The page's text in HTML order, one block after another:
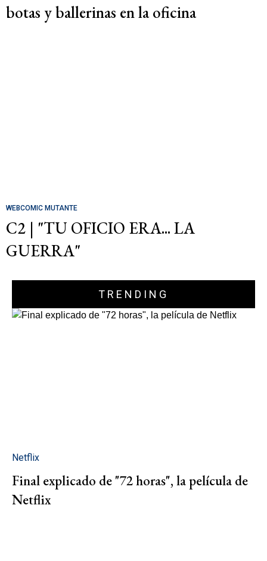
botas y ballerinas en la oficina
WEBCOMIC MUTANTE
C2 | "TU OFICIO ERA... LA
GUERRA"
TRENDING
Netflix
Final explicado de "72 horas", la película de
Netflix